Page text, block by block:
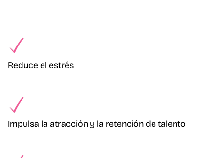
Reduce el estrés
Impulsa la atracción y la retención de talento